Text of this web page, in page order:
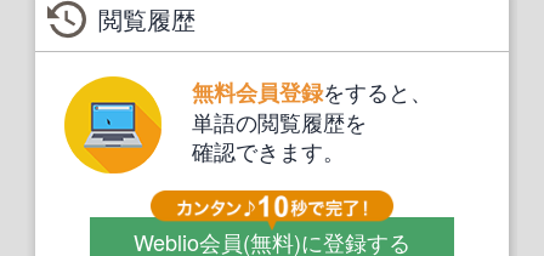
閲覧履歴
無料会員登録をすると、
単語の閲覧履歴を
確認できます。
Weblio会員(無料)に登録する